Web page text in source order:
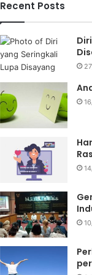
Recent Posts